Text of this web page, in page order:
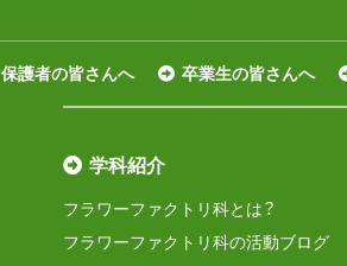
保護者の皆さんへ 卒業生の皆さんへ
学科紹介
フラワーファクトリ科とは？
フラワーファクトリ科の活動ブログ